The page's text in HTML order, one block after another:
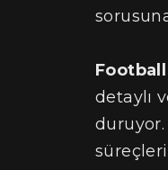
detaylı